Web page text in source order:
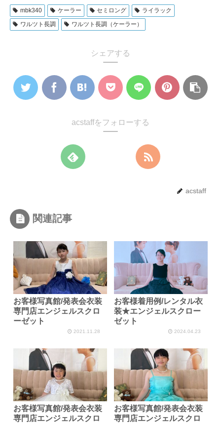
mbk340 ケーラー セミロング
ライラック
ワルツト長調
ワルツト長調（ケーラー）
シェアする
acstaffをフォローする
acstaff
関連記事
お客様写真館/発表会衣装
専門店エンジェルスクロ
ーゼット
2021.11.28
お客様着用例/レンタル衣
装★エンジェルスクロー
ゼット
2024.04.23
お客様写真館/発表会衣装
専門店エンジェルスクロ
お客様写真館/発表会衣装
専門店エンジェルスクロ